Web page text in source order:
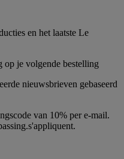
en het laatste Le
je volgende bestelling
nieuwsbrieven gebaseerd
van 10% per e-mail.